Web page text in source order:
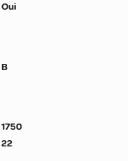
Oui
B
1750
22